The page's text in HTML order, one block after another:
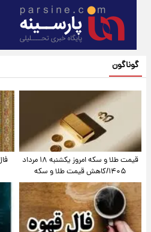
گوناگون
قیمت طلا و سکه امروز یکشنبه ۱۸ مرداد
۱۴۰۵/کاهش قیمت طلا و سکه
فال